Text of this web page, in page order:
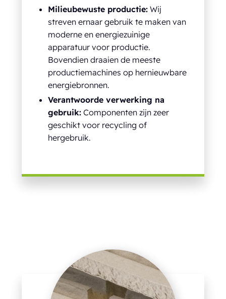
Milieubewuste productie:Wij
streven ernaar gebruik te maken van
moderne en energiezuinige
apparatuur voor productie.
Bovendien draaien de meeste
productiemachines op hernieuwbare
energiebronnen.
Verantwoorde verwerking na
gebruik:Componenten zijn zeer
geschikt voor recycling of
hergebruik.